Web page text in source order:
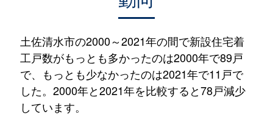
土佐清水市の2000～2021年の間で新設住宅着
工戸数がもっとも多かったのは2000年で89戸
で、もっとも少なかったのは2021年で11戸で
した。2000年と2021年を比較すると78戸減少
しています。